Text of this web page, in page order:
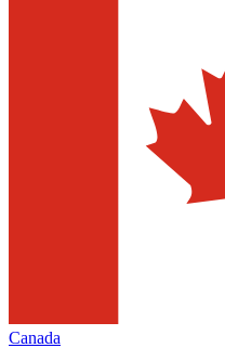
Canada